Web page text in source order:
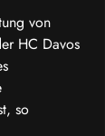
von
HC Davos
so